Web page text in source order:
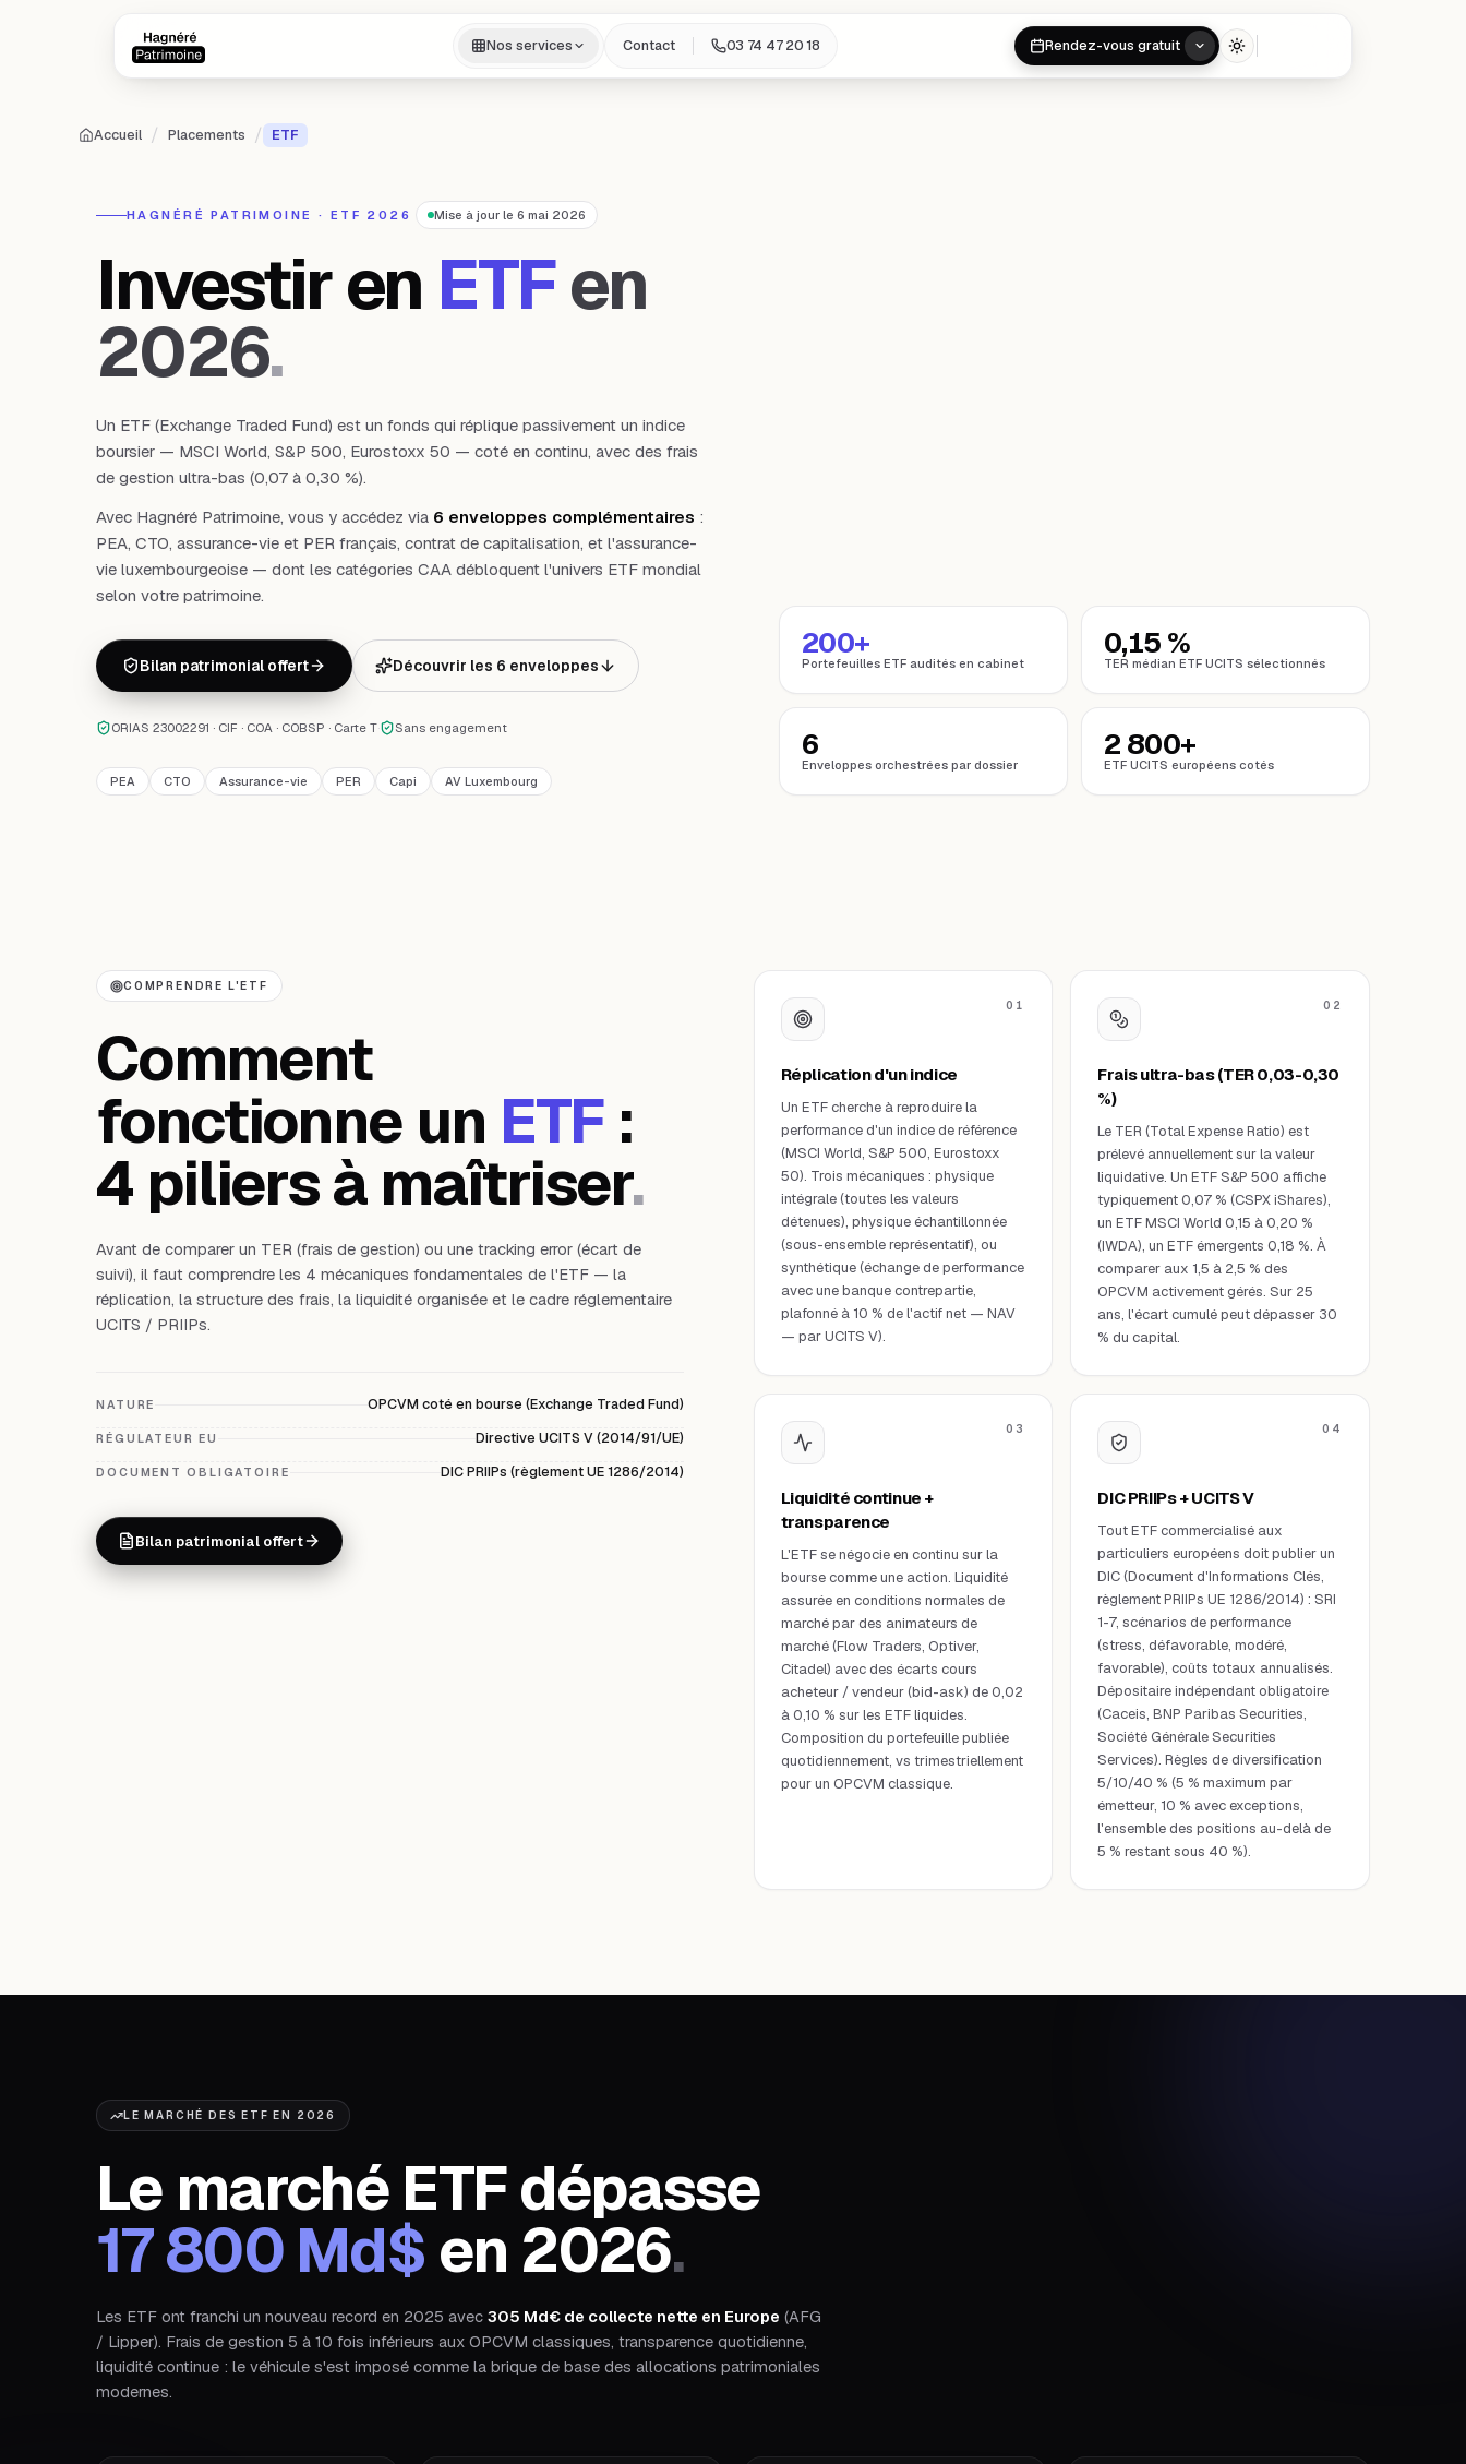
Nos services Contact 03 74 47 20 18 Rendez-vous gratuit Toggle theme
Accueil / Placements / ETF
HAGNÉRÉ PATRIMOINE · ETF 2026 Mise à jour le 6 mai 2026
Investir en ETFen
2026.
Un ETF (Exchange Traded Fund) est un fonds qui réplique passivement un indice
boursier — MSCI World, S&P 500, Eurostoxx 50 — coté en continu, avec des frais
de gestion ultra-bas (0,07 à 0,30 %).
Avec Hagnéré Patrimoine, vous y accédez via 6 enveloppes complémentaires :
PEA, CTO, assurance-vie et PER français, contrat de capitalisation, et l'assurance-
vie luxembourgeoise — dont les catégories CAA débloquent l'univers ETF mondial
selon votre patrimoine.
Bilan patrimonial offert Découvrir les 6 enveloppes
ORIAS 23002291 · CIF · COA · COBSP · Carte T· Sans engagement
PEA CTO Assurance-vie PER Capi AV Luxembourg
200+
Portefeuilles ETF audités en cabinet
0,15 %
TER médian ETF UCITS sélectionnés
6
Enveloppes orchestrées par dossier
2 800+
ETF UCITS européens cotés
COMPRENDRE L'ETF
Comment
fonctionne un ETF :
4 piliers à maîtriser.
Avant de comparer un TER (frais de gestion) ou une tracking error (écart de
suivi), il faut comprendre les 4 mécaniques fondamentales de l'ETF — la
réplication, la structure des frais, la liquidité organisée et le cadre réglementaire
UCITS / PRIIPs.
NATURE OPCVM coté en bourse (Exchange Traded Fund)
RÉGULATEUR EU Directive UCITS V (2014/91/UE)
DOCUMENT OBLIGATOIRE DIC PRIIPs (règlement UE 1286/2014)
Bilan patrimonial offert
01
Réplication d'un indice
Un ETF cherche à reproduire la
performance d'un indice de référence
(MSCI World, S&P 500, Eurostoxx
50). Trois mécaniques : physique
intégrale (toutes les valeurs
détenues), physique échantillonnée
(sous-ensemble représentatif), ou
synthétique (échange de performance
avec une banque contrepartie,
plafonné à 10 % de l'actif net — NAV
— par UCITS V).
02
Frais ultra-bas (TER 0,03-0,30
%)
Le TER (Total Expense Ratio) est
prélevé annuellement sur la valeur
liquidative. Un ETF S&P 500 affiche
typiquement 0,07 % (CSPX iShares),
un ETF MSCI World 0,15 à 0,20 %
(IWDA), un ETF émergents 0,18 %. À
comparer aux 1,5 à 2,5 % des
OPCVM activement gérés. Sur 25
ans, l'écart cumulé peut dépasser 30
% du capital.
03
Liquidité continue +
transparence
L'ETF se négocie en continu sur la
bourse comme une action. Liquidité
assurée en conditions normales de
marché par des animateurs de
marché (Flow Traders, Optiver,
Citadel) avec des écarts cours
acheteur / vendeur (bid-ask) de 0,02
à 0,10 % sur les ETF liquides.
Composition du portefeuille publiée
quotidiennement, vs trimestriellement
pour un OPCVM classique.
04
DIC PRIIPs + UCITS V
Tout ETF commercialisé aux
particuliers européens doit publier un
DIC (Document d'Informations Clés,
règlement PRIIPs UE 1286/2014) : SRI
1-7, scénarios de performance
(stress, défavorable, modéré,
favorable), coûts totaux annualisés.
Dépositaire indépendant obligatoire
(Caceis, BNP Paribas Securities,
Société Générale Securities
Services). Règles de diversification
5/10/40 % (5 % maximum par
émetteur, 10 % avec exceptions,
l'ensemble des positions au-delà de
5 % restant sous 40 %).
LE MARCHÉ DES ETF EN 2026
Le marché ETF dépasse
17 800 Md$ en 2026.
Les ETF ont franchi un nouveau record en 2025 avec 305 Md€ de collecte nette en Europe (AFG
/ Lipper). Frais de gestion 5 à 10 fois inférieurs aux OPCVM classiques, transparence quotidienne,
liquidité continue : le véhicule s'est imposé comme la brique de base des allocations patrimoniales
modernes.